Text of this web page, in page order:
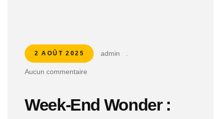
2 AOÛT 2025 admin .
Aucun commentaire
Week-End Wonder :